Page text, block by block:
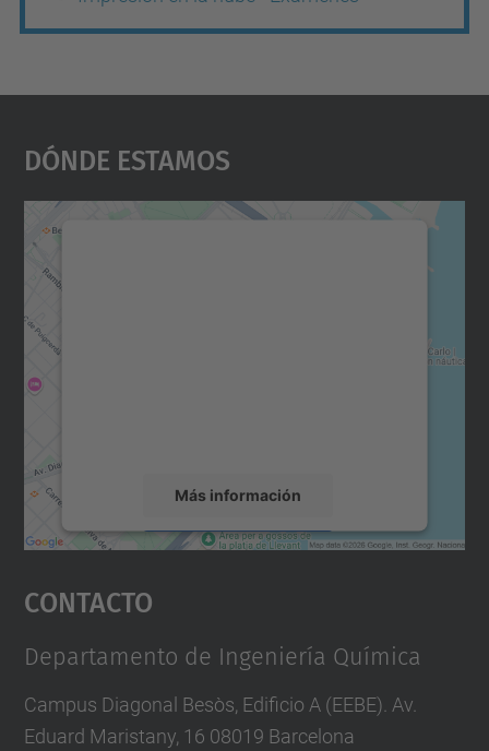
Dónde Estamos
Más información
Aceptar
powered by
Contacto
Departamento de Ingeniería Química
Campus Diagonal Besòs, Edificio A (EEBE). Av.
Eduard Maristany, 16 08019 Barcelona